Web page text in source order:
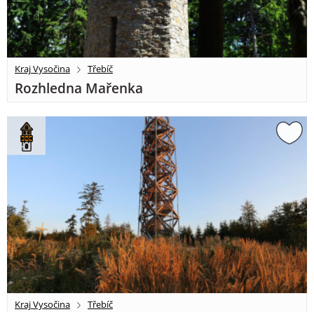
Kraj Vysočina Třebíč
Rozhledna Mařenka
Kraj Vysočina Třebíč